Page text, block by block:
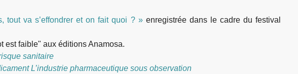
tout va s’effondrer et on fait quoi ? »enregistrée dans le cadre du festival
est faible" aux éditions Anamosa.
sanitaire
L’industrie pharmaceutique sous observation